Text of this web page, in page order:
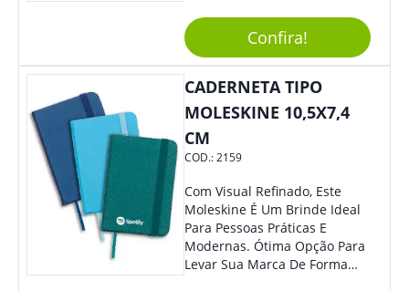
Sua Empresa Em Eventos,
Reuniões Corporativas Ou Até
Mesmo Para Presentear
Colaboradores E Parceiros De
Confira!
CADERNETA TIPO
MOLESKINE 10,5X7,4
CM
COD.:2159
Com Visual Refinado, Este
Moleskine É Um Brinde Ideal
Para Pessoas Práticas E
Modernas. Ótima Opção Para
Levar Sua Marca De Forma